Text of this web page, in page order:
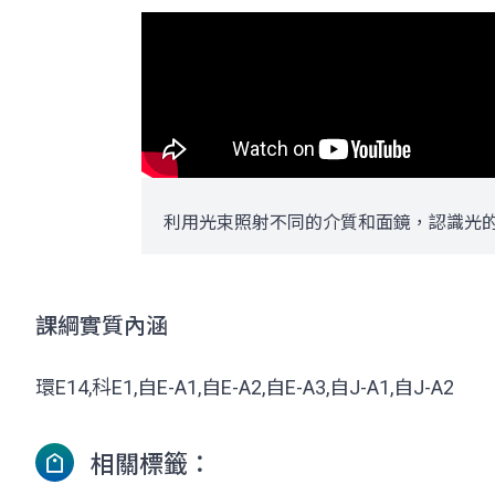
利用光束照射不同的介質和面鏡，認識光
課綱實質內涵
環E14,科E1,自E-A1,自E-A2,自E-A3,自J-A1,自J-A2
相關標籤：